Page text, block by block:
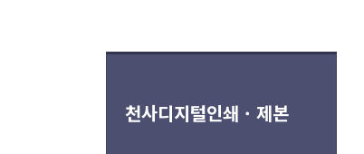
천사디지털인쇄 · 제본